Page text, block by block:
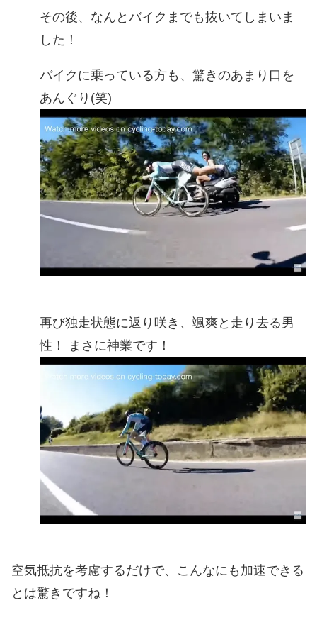
その後、なんとバイクまでも抜いてしまいま
した！
バイクに乗っている方も、驚きのあまり口を
あんぐり(笑)
再び独走状態に返り咲き、颯爽と走り去る男
性！ まさに神業です！
空気抵抗を考慮するだけで、こんなにも加速できる
とは驚きですね！